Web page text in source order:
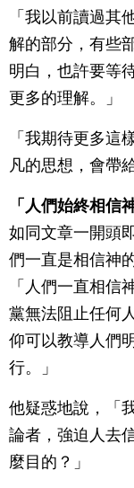
「我以前讀過其
解的部分，有些
明白，也許要等
更多的理解。」
「我期待更多這
凡的思想，會帶
「人們始終相信
如同文章一開頭
們一直是相信神
「人們一直相信
黨無法阻止任何
仰可以教導人們
行。」
他疑惑地說，「
論者，強迫人去
麼目的？」